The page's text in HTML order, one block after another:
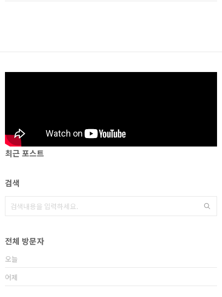
최근 포스트
검색
전체 방문자
오늘
어제